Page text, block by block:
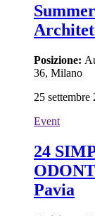
Posizione:
36, Milano
25 settembre
Event
24
Pavia